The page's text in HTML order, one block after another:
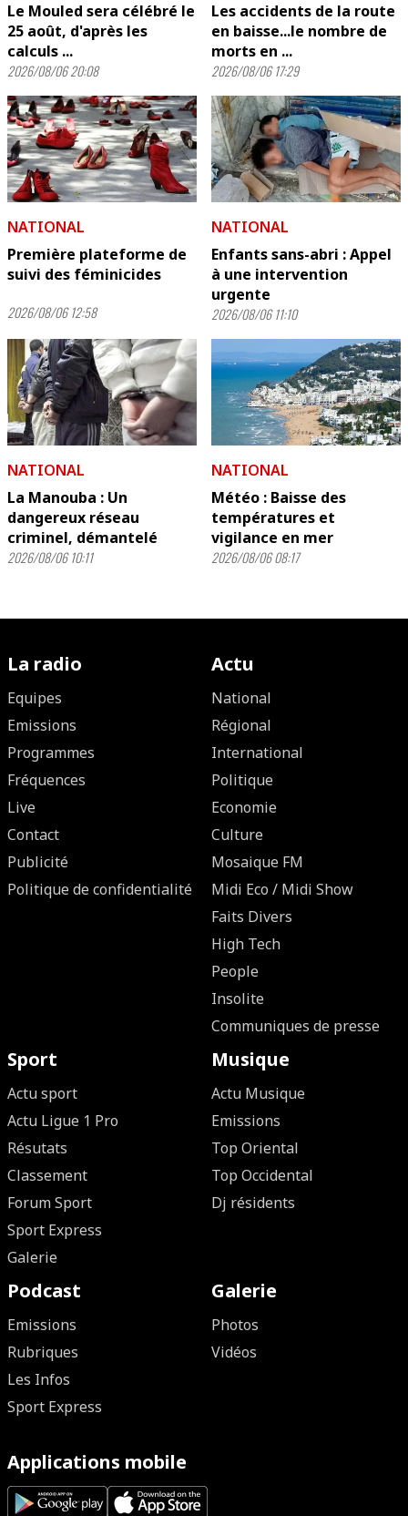
Le Mouled sera célébré le
25 août, d'après les
calculs ...
2026/08/06 20:08
Les accidents de la route
en baisse...le nombre de
morts en ...
2026/08/06 17:29
NATIONAL
Première plateforme de
suivi des féminicides
2026/08/06 12:58
NATIONAL
Enfants sans-abri : Appel
à une intervention
urgente
2026/08/06 11:10
NATIONAL
La Manouba : Un
dangereux réseau
criminel, démantelé
2026/08/06 10:11
NATIONAL
Météo : Baisse des
températures et
vigilance en mer
2026/08/06 08:17
La radio
Equipes
Emissions
Programmes
Fréquences
Live
Contact
Publicité
Politique de confidentialité
Actu
National
Régional
International
Politique
Economie
Culture
Mosaique FM
Midi Eco / Midi Show
Faits Divers
High Tech
People
Insolite
Communiques de presse
Sport
Actu sport
Actu Ligue 1 Pro
Résutats
Classement
Forum Sport
Sport Express
Galerie
Musique
Actu Musique
Emissions
Top Oriental
Top Occidental
Dj résidents
Podcast
Emissions
Rubriques
Les Infos
Sport Express
Galerie
Photos
Vidéos
Applications mobile